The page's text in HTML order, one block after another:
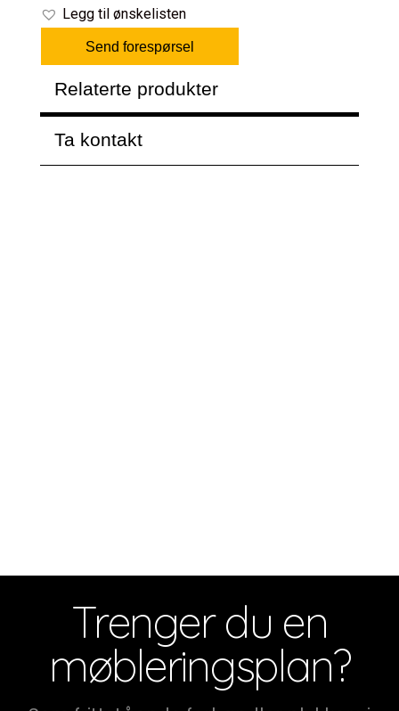
Legg til ønskelisten
Send forespørsel
Relaterte produkter
Ta kontakt
Trenger du en
møbleringsplan?